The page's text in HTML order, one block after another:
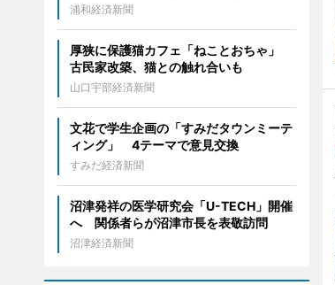
浦和経済新聞
厚狭に保護猫カフェ「ねことおちゃ」
古民家改築、猫との触れ合いも
山口宇部経済新聞
文花で学生企画の「すみだタウンミーテ
ィング」 4テーマで意見交換
すみだ経済新聞
沼津発祥の医学研究会「U-TECH」開催
へ 関係者らが沼津市長を表敬訪問
沼津経済新聞